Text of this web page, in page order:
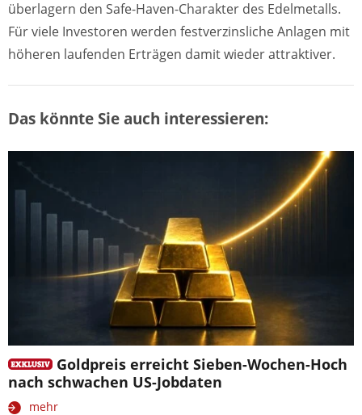
überlagern den Safe-Haven-Charakter des Edelmetalls.
Für viele Investoren werden festverzinsliche Anlagen mit
höheren laufenden Erträgen damit wieder attraktiver.
Das könnte Sie auch interessieren:
Goldpreis erreicht Sieben-Wochen-Hoch
nach schwachen US-Jobdaten
mehr